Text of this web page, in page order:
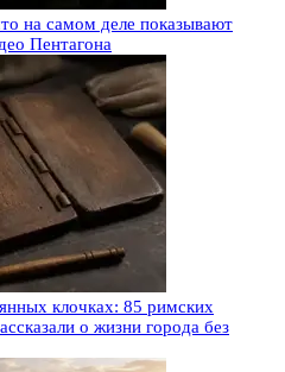
на самом деле показывают
Пентагона
клочках: 85 римских
о жизни города без